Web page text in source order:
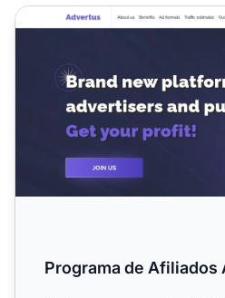
Programa de Afiliados
Programa de Afiliados